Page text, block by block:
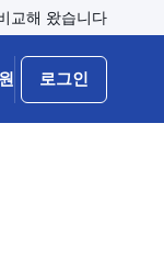
교해 왔습니다
로그인